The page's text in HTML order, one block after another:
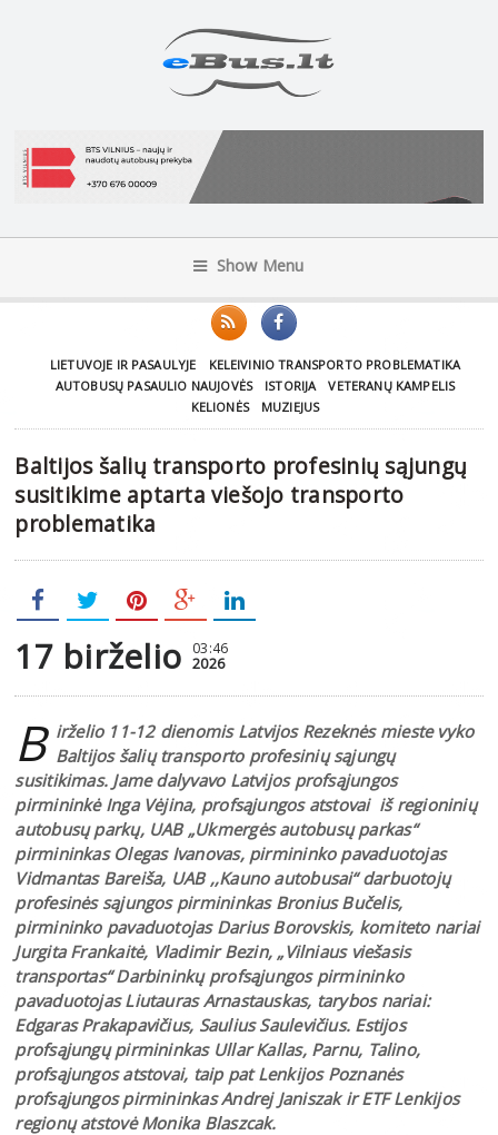
Show Menu
LIETUVOJE IR PASAULYJE
KELEIVINIO TRANSPORTO PROBLEMATIKA
AUTOBUSŲ PASAULIO NAUJOVĖS
ISTORIJA
VETERANŲ KAMPELIS
KELIONĖS
MUZIEJUS
Baltijos šalių transporto profesinių sąjungų
susitikime aptarta viešojo transporto
problematika
17 birželio 03:46
2026
B irželio 11-12 dienomis Latvijos Rezeknės mieste vyko
Baltijos šalių transporto profesinių sąjungų
susitikimas. Jame dalyvavo Latvijos profsąjungos
pirmininkė Inga Vėjina, profsąjungos atstovai iš regioninių
autobusų parkų, UAB „Ukmergės autobusų parkas“
pirmininkas Olegas Ivanovas, pirmininko pavaduotojas
Vidmantas Bareiša, UAB ,,Kauno autobusai“ darbuotojų
profesinės sąjungos pirmininkas Bronius Bučelis,
pirmininko pavaduotojas Darius Borovskis, komiteto nariai
Jurgita Frankaitė, Vladimir Bezin, „Vilniaus viešasis
transportas“ Darbininkų profsąjungos pirmininko
pavaduotojas Liutauras Arnastauskas, tarybos nariai:
Edgaras Prakapavičius, Saulius Saulevičius. Estijos
profsąjungų pirmininkas Ullar Kallas, Parnu, Talino,
profsąjungos atstovai, taip pat Lenkijos Poznanės
profsąjungos pirmininkas Andrej Janiszak ir ETF Lenkijos
regionų atstovė Monika Blaszcak.